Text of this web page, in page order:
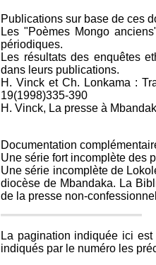
Publications sur base de ces
Les "Poèmes Mongo
périodiques.
Les résultats des enquêtes
dans leurs publications.
H. Vinck et Ch. Lonkama :
19(1998)335-390
H. Vinck, La presse à
Documentation
Une série fort incomplète des
Une série incomplète de
diocèse de Mbandaka. La
de la presse non-
La pagination indiquée ici
indiqués par le numéro les